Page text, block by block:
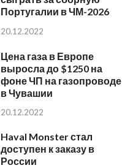
Португалии в ЧМ-2026
20.12.2022
Цена газа в Европе
выросла до $1250 на
фоне ЧП на газопроводе
в Чувашии
20.12.2022
Haval Monster стал
доступен к заказу в
России